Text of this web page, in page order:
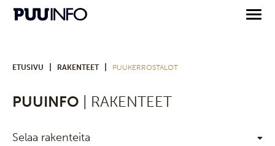
ETUSIVU RAKENTEET PUUKERROSTALOT
PUUINFO | RAKENTEET
Selaa rakenteita